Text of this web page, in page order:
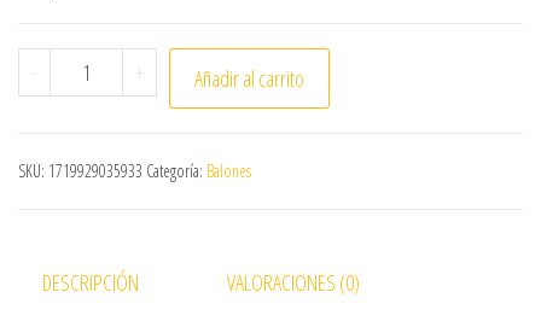
- BALÓN DE FUTBOL REEBOK KICK N°5 cantidad
+ Añadir al carrito
SKU: 1719929035933 Categoría: Balones
DESCRIPCIÓN VALORACIONES (0)